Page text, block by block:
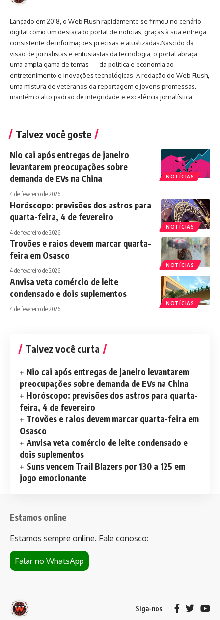
Lançado em 2018, o Web Flush rapidamente se firmou no cenário
digital como um destacado portal de notícias, graças à sua entrega
consistente de informações precisas e atualizadas.Nascido da
visão de jornalistas e entusiastas da tecnologia, o portal abraça
uma ampla gama de temas — da política e economia ao
entretenimento e inovações tecnológicas. A redação do Web Flush,
uma mistura de veteranos da reportagem e jovens promessas,
mantém o alto padrão de integridade e excelência jornalística.
Talvez você goste
NOTÍCIAS
Nio cai após entregas de janeiro
levantarem preocupações sobre
demanda de EVs na China
4 de fevereiro de 2026
NOTÍCIAS
Horóscopo: previsões dos astros para
quarta-feira, 4 de fevereiro
4 de fevereiro de 2026
NOTÍCIAS
Trovões e raios devem marcar quarta-
feira em Osasco
4 de fevereiro de 2026
NOTÍCIAS
Anvisa veta comércio de leite
condensado e dois suplementos
4 de fevereiro de 2026
Talvez você curta
Nio cai após entregas de janeiro levantarem
preocupações sobre demanda de EVs na China
Horóscopo: previsões dos astros para quarta-
feira, 4 de fevereiro
Trovões e raios devem marcar quarta-feira em
Osasco
Anvisa veta comércio de leite condensado e
dois suplementos
Suns vencem Trail Blazers por 130 a 125 em
jogo emocionante
Estamos online
Estamos sempre online. Fale conosco:
Falar no WhatsApp
Siga-nos